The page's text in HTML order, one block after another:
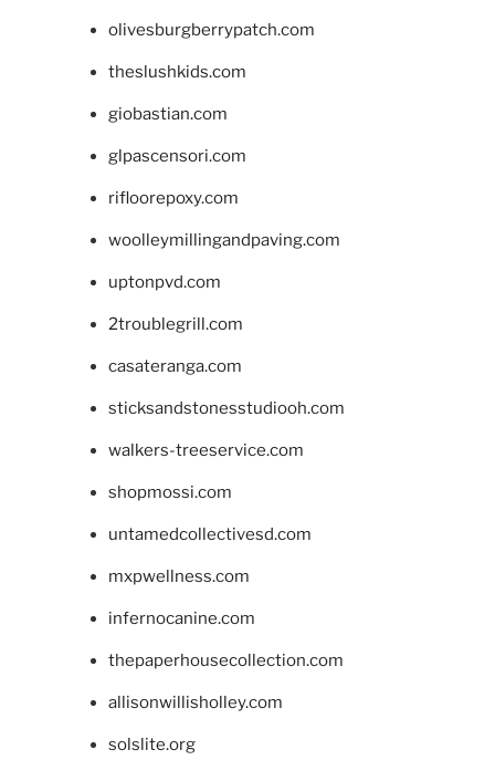
olivesburgberrypatch.com
theslushkids.com
giobastian.com
glpascensori.com
rifloorepoxy.com
woolleymillingandpaving.com
uptonpvd.com
2troublegrill.com
casateranga.com
sticksandstonesstudiooh.com
walkers-treeservice.com
shopmossi.com
untamedcollectivesd.com
mxpwellness.com
infernocanine.com
thepaperhousecollection.com
allisonwillisholley.com
solslite.org